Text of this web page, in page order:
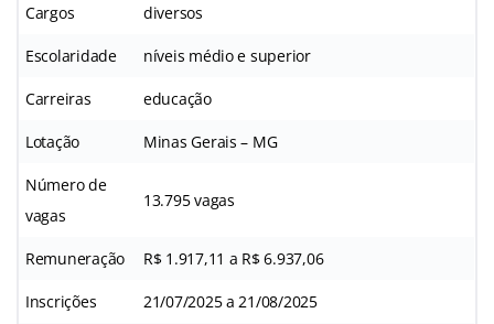
Cargos diversos
Escolaridade níveis médio e superior
Carreiras educação
Lotação Minas Gerais – MG
Número de
vagas
13.795 vagas
Remuneração R$ 1.917,11 a R$ 6.937,06
Inscrições 21/07/2025 a 21/08/2025